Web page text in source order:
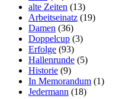
alte Zeiten (13)
Arbeitseinatz (19)
Damen (36)
Doppelcup (3)
Erfolge (93)
Hallenrunde (5)
Historie (9)
In Memorandum (1)
Jedermann (18)